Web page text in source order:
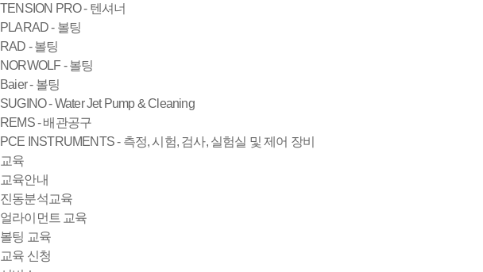
TENSION PRO - 텐셔너
PLARAD - 볼팅
RAD - 볼팅
NORWOLF - 볼팅
Baier - 볼팅
SUGINO - Water Jet Pump & Cleaning
REMS - 배관공구
PCE INSTRUMENTS - 측정, 시험, 검사, 실험실 및 제어 장비
교육
교육안내
진동분석교육
얼라이먼트 교육
볼팅 교육
교육 신청